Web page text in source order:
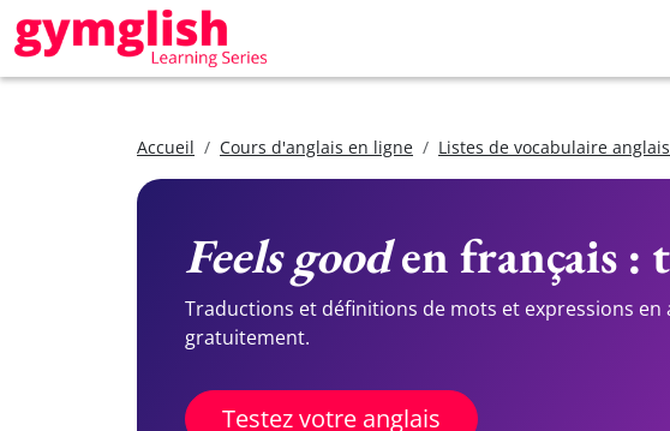
Accueil Cours d'anglais en ligne Listes de vocabulaire
Feels gooden français :
Traductions et définitions de mots et expressions
gratuitement.
Testez votre anglais